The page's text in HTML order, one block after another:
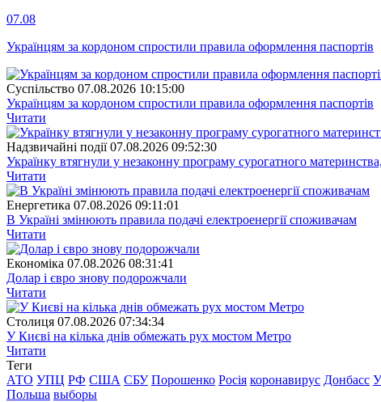
07.08
Українцям за кордоном спростили правила оформлення паспортів
Суспiльство 07.08.2026 10:15:00
Українцям за кордоном спростили правила оформлення паспортів
Читати
Надзвичайні події 07.08.2026 09:52:30
Українку втягнули у незаконну програму сурогатного
Читати
Енергетика 07.08.2026 09:11:01
В Україні змінюють правила подачі електроенергії споживачам
Читати
Економіка 07.08.2026 08:31:41
Долар і євро знову подорожчали
Читати
Столиця 07.08.2026 07:34:34
У Києві на кілька днів обмежать рух мостом Метро
Читати
Теги
АТО УПЦ РФ США СБУ Порошенко Росія коронавирус Донбасс
Польша выборы